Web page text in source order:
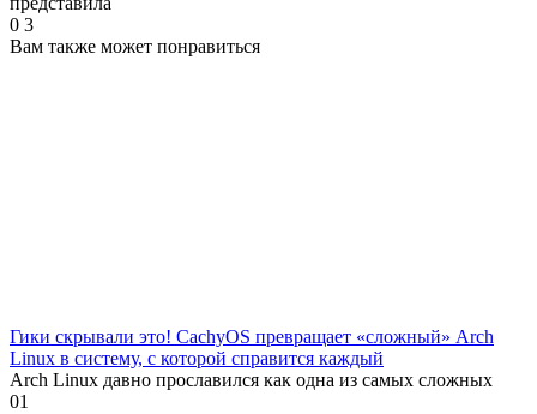
0 3
Вам также может понравиться
Гики скрывали это! CachyOS превращает «сложный» Arch
Linux в систему, с которой справится каждый
Arch Linux давно прославился как одна из самых сложных
01